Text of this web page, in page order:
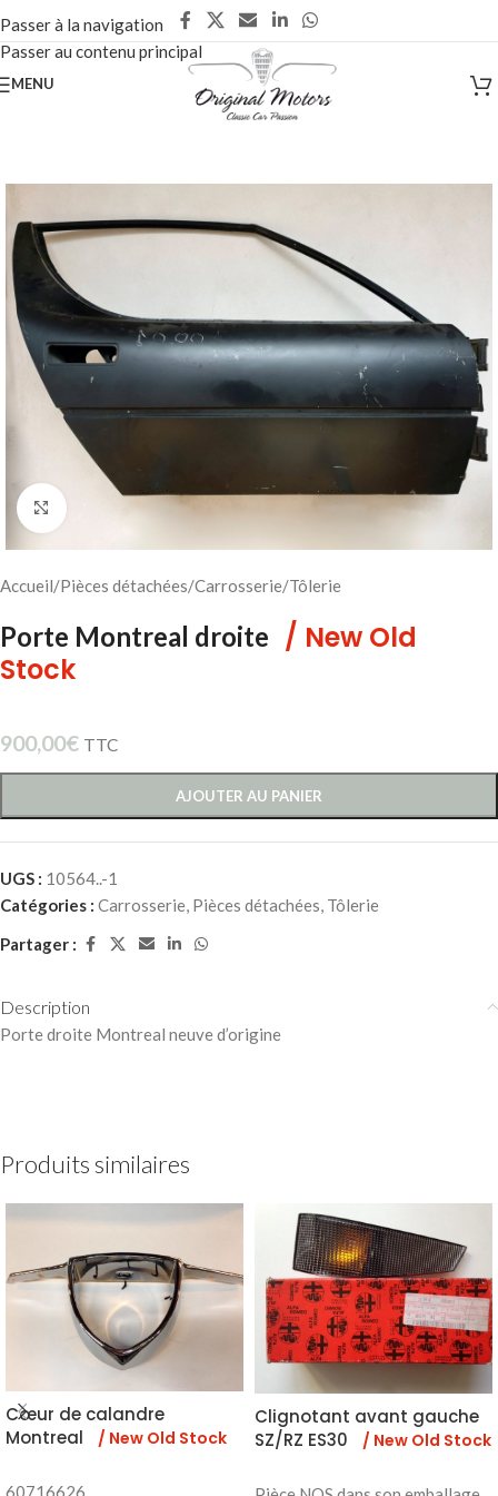
Passer à la navigation
Passer au contenu principal
MENU
Cliquez pour agrandir
Accueil/Pièces détachées/Carrosserie/Tôlerie
Porte Montreal droite / New Old
Stock
900,00€ TTC
AJOUTER AU PANIER
UGS : 10564..-1
Catégories : Carrosserie Pièces détachées Tôlerie
Partager :
Description
Porte droite Montreal neuve d’origine
Produits similaires
Cœur de calandre
Montreal
/ New Old Stock
60716626
Clignotant avant gauche
SZ/RZ ES30
/ New Old Stock